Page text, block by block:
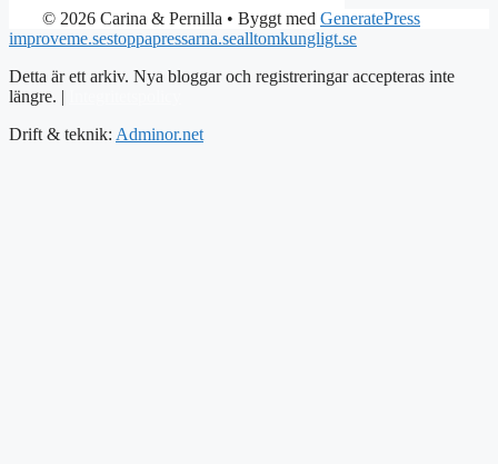
© 2026 Carina & Pernilla • Byggt med GeneratePress
improveme.sestoppapressarna.sealltomkungligt.se
Detta är ett arkiv. Nya bloggar och registreringar accepteras inte
längre. |
Drift & teknik: Adminor.net